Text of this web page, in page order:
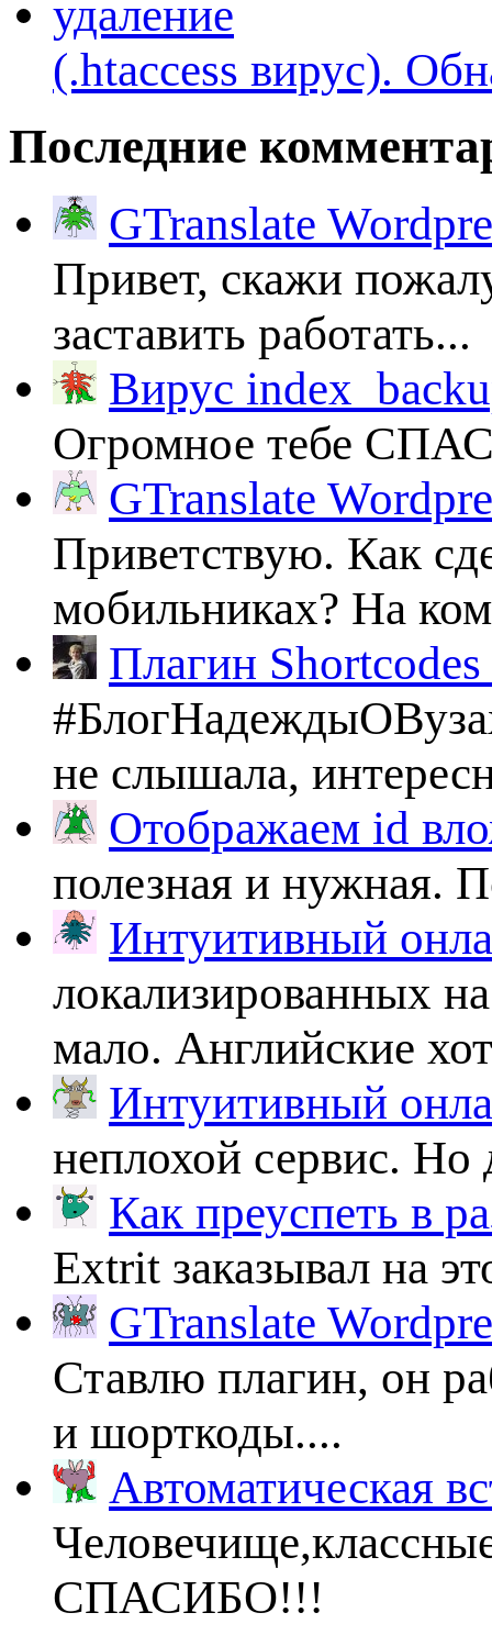
(.htaccess вируc).
Последние
GTranslate
Привет, скажи
заставить работать...
Вирус
Огромное тебе
GTranslate
Приветствую. Как
мобильниках? На
Плагин
не слышала,
Отображаем id
полезная и нужная.
Интуитивный
локализированных
мало. Английские
Интуитивный
неплохой сервис.
Как преуспеть в
Extrit заказывал на
GTranslate
Ставлю плагин, он
и шорткоды....
Автоматическая
СПАСИБО!!!